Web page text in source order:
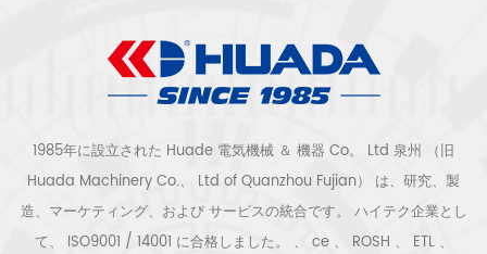
1985年に設立された Huade 電気機械 ＆ 機器 Co。 Ltd 泉州 （旧
Huada Machinery Co.、 Ltd of Quanzhou Fujian） は、研究、製
造、マーケティング、および サービスの統合です。 ハイテク企業とし
て、 ISO9001 / 14001 に合格しました。 、 ce 、 ROSH 、 ETL 、